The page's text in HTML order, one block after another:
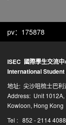
pv：175878
ISEC 國際學生交流中
International
地址: 尖沙咀梳士巴
Address: Unit 1012A,
Kowloon, Hong Kong
Tel : 852 - 2114 4088